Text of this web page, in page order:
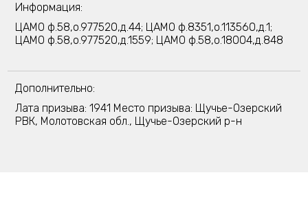
Информация:
ЦАМО ф.58,о.977520,д.44; ЦАМО ф.8351,о.113560,д.1;
ЦАМО ф.58,о.977520,д.1559; ЦАМО ф.58,о.18004,д.848
Дополнительно:
Лата призыва: 1941 Место призыва: Щучье-Озерский
РВК, Молотовская обл., Щучье-Озерский р-н